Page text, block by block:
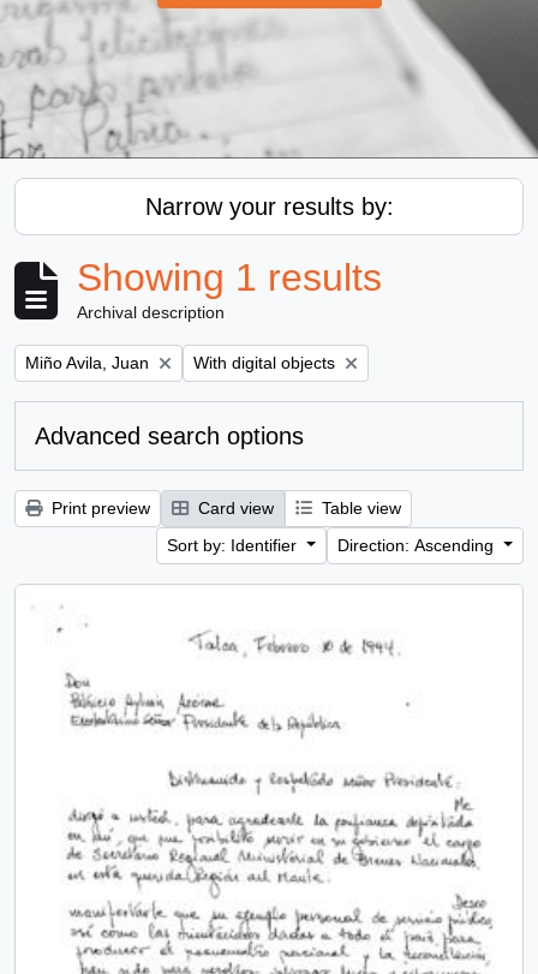
Narrow your results by:
Showing 1 results
Archival description
Remove filter:
Miño Avila, Juan Remove filter:
With digital objects
Advanced search options
Print preview Card view
Table view
Sort by: Identifier
Direction: Ascending